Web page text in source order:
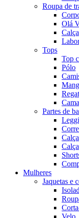
Roupa de
Olá
Calça
Tops
Top
Pólo
Partes de
Calça
Mulheres
Jaquetas e